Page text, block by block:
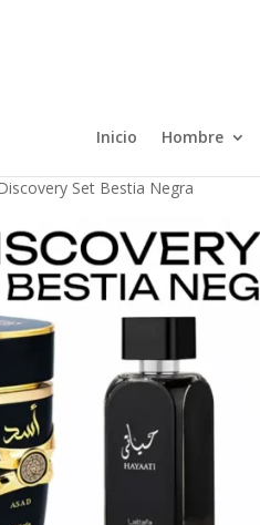
Inicio Hombre
Set Bestia Negra